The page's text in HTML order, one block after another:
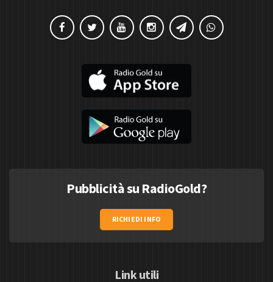
Pubblicità su RadioGold?
RICHIEDI INFO
Link utili